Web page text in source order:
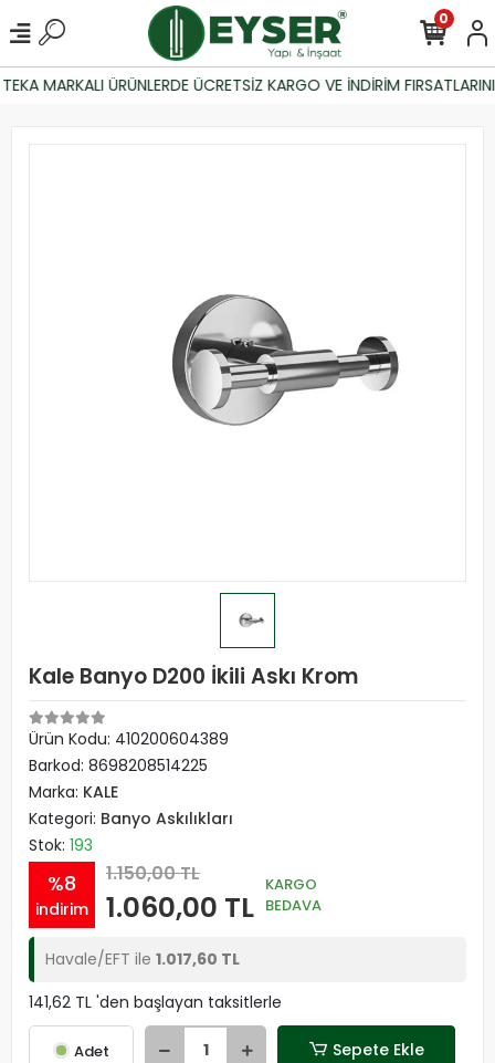
MARKALI ÜRÜNLERDE ÜCRETSİZ KARGO VE İNDİRİM
0
Kale Banyo D200 İkili Askı Krom
Ürün Kodu: 410200604389
Barkod: 8698208514225
Marka: KALE
Kategori: Banyo Askılıkları
Stok: 193
%8
indirim
1.150,00 TL
1.060,00 TL
KARGO
BEDAVA
Havale/EFT ile 1.017,60 TL
141,62 TL 'den başlayan taksitlerle
Adet Sepete Ekle